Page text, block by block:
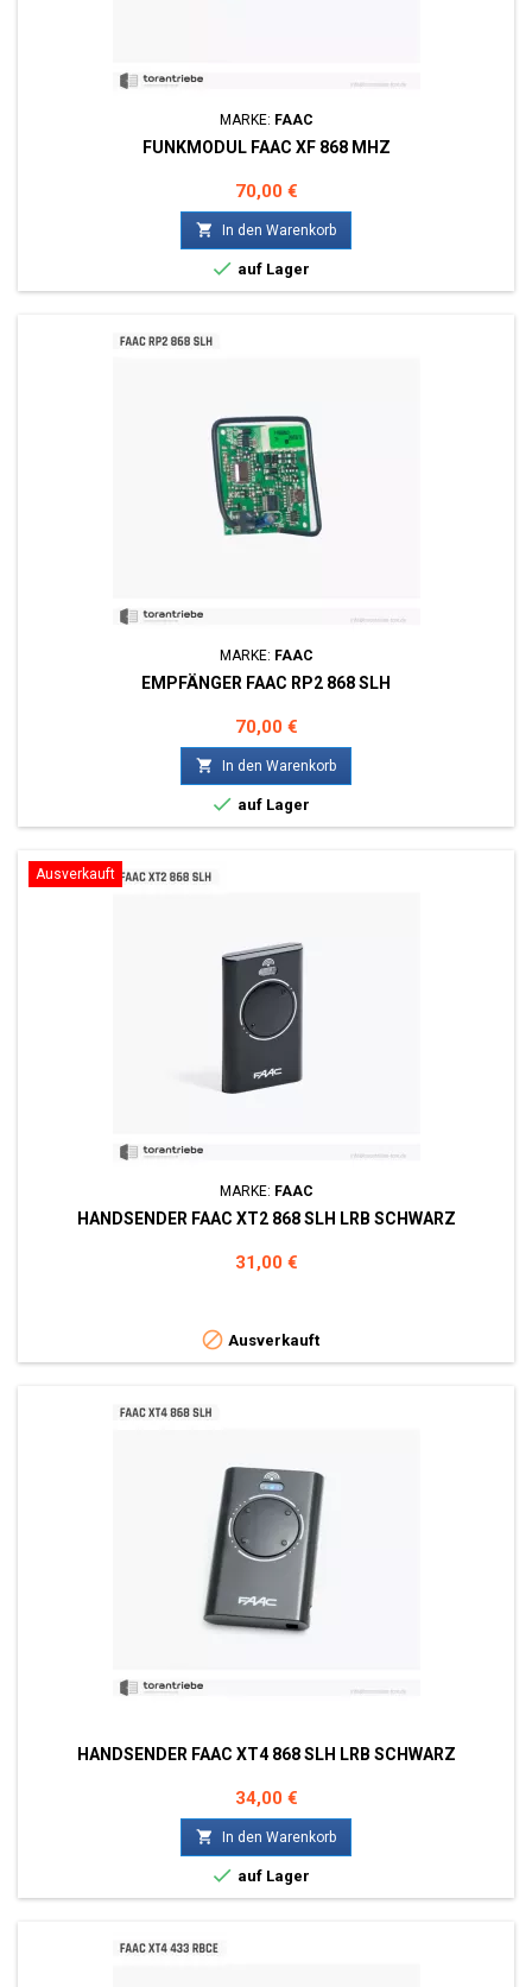
MARKE: FAAC
FUNKMODUL FAAC XF 868 MHZ
Preis
70,00 €
 In den Warenkorb
 auf Lager
MARKE: FAAC
EMPFÄNGER FAAC RP2 868 SLH
Preis
70,00 €
 In den Warenkorb
 auf Lager
Ausverkauft
MARKE: FAAC
HANDSENDER FAAC XT2 868 SLH LRB SCHWARZ
Preis
31,00 €
 Ausverkauft
HANDSENDER FAAC XT4 868 SLH LRB SCHWARZ
Preis
34,00 €
 In den Warenkorb
 auf Lager